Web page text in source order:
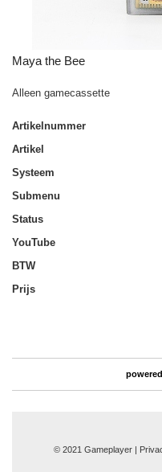
Maya the Bee
Alleen gamecassette
Artikelnummer
Artikel
Systeem
Submenu
Status
YouTube
BTW
Prijs
© 2021 Gameplayer |